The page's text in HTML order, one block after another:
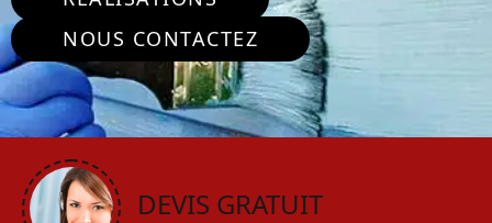
NOUS CONTACTEZ
DEVIS GRATUIT